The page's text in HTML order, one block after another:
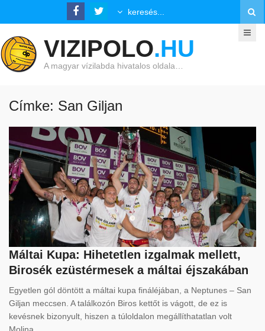
VIZIPOLO.HU
A magyar vízilabda hivatalos oldala…
Címke: San Giljan
Máltai Kupa: Hihetetlen izgalmak mellett,
Birosék ezüstérmesek a máltai éjszakában
Egyetlen gól döntött a máltai kupa fináléjában, a Neptunes – San
Giljan meccsen. A találkozón Biros kettőt is vágott, de ez is
kevésnek bizonyult, hiszen a túloldalon megállíthatatlan volt